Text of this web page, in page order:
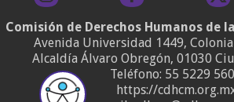
Comisión de Derechos Humanos de
Avenida Universidad 1449,
Alcaldía Álvaro Obregón, 01030
Teléfono: 55 5229
https://